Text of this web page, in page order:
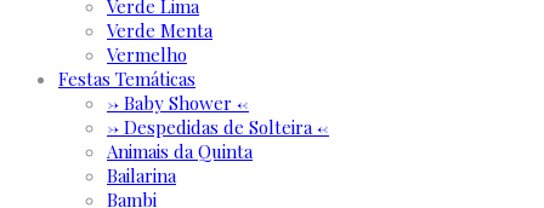
Verde Lima
Verde Menta
Vermelho
Festas Temáticas
-> Baby Shower <-
-> Despedidas de Solteira <-
Animais da Quinta
Bailarina
Bambi